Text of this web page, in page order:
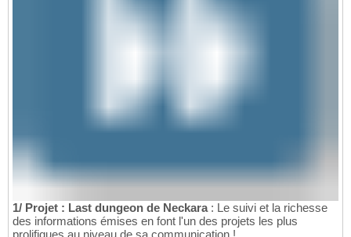
1/ Projet : Last dungeon de Neckara: Le suivi et la richesse
des informations émises en font l'un des projets les plus